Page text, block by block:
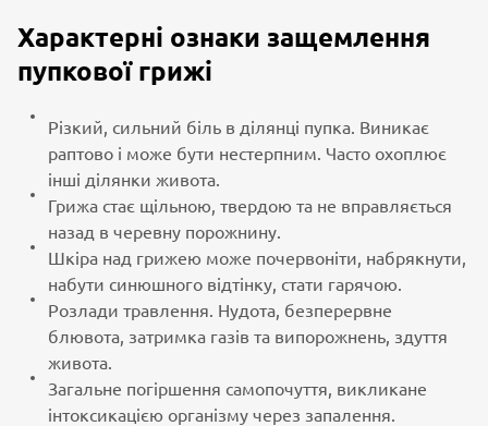
Характерні ознаки защемлення
пупкової грижі
Різкий, сильний біль в ділянці пупка. Виникає
раптово і може бути нестерпним. Часто охоплює
інші ділянки живота.
Грижа стає щільною, твердою та не вправляється
назад в черевну порожнину.
Шкіра над грижею може почервоніти, набрякнути,
набути синюшного відтінку, стати гарячою.
Розлади травлення. Нудота, безперервне
блювота, затримка газів та випорожнень, здуття
живота.
Загальне погіршення самопочуття, викликане
інтоксикацією організму через запалення.